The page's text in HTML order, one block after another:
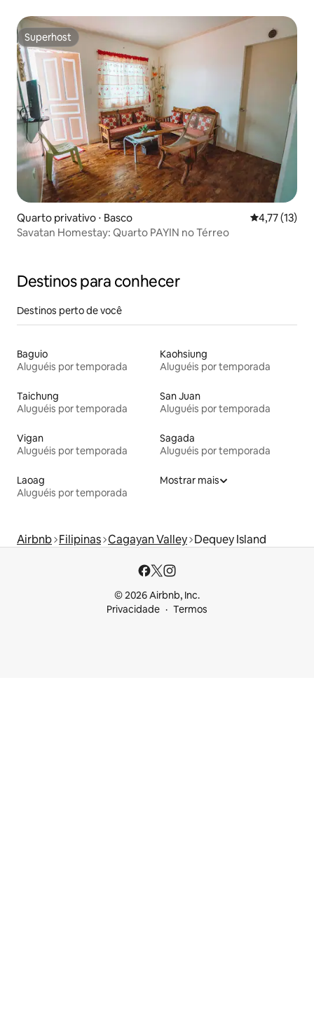
Superhost
Superhost
Quarto privativo ⋅ Basco 4,77 de uma
4,77 (13)
Savatan Homestay: Quarto PAYIN no Térreo
Destinos para conhecer
Destinos perto de você
Baguio
Aluguéis por temporada
Kaohsiung
Aluguéis por temporada
Taichung
Aluguéis por temporada
San Juan
Aluguéis por temporada
Vigan
Aluguéis por temporada
Sagada
Aluguéis por temporada
Laoag
Aluguéis por temporada
Mostrar mais
Airbnb Filipinas Cagayan Valley Dequey Island
© 2026 Airbnb, Inc.
Privacidade
Termos